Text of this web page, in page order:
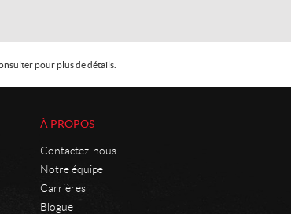
pour plus de détails.
À PROPOS
Contactez-nous
Notre équipe
Carrières
Blogue